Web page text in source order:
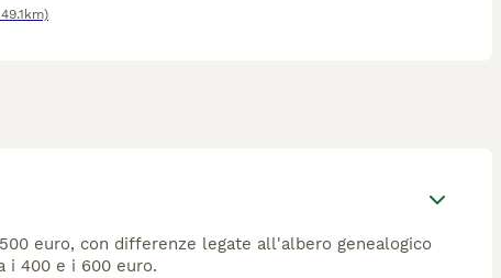
euro, con differenze legate all'albero genealogico
i 400 e i 600 euro.